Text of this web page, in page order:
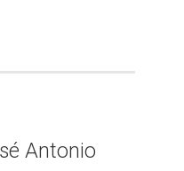
Antonio